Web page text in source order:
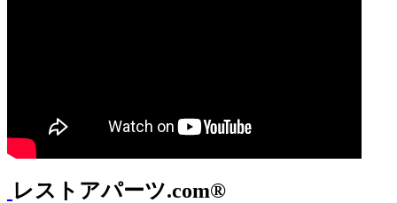
レストアパーツ.com®